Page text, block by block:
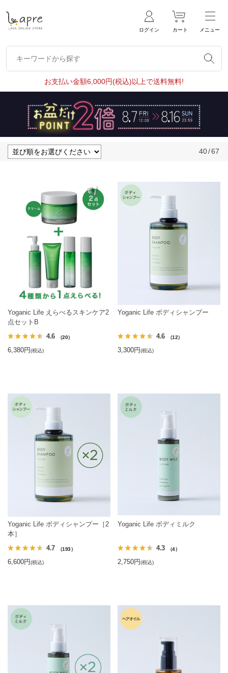
ログイン カート メニュー
キーワードから探す
キーワードから探す
お支払い金額6,000円(税込)以上で送料無料!
40/67
Yoganic Life えらべるスキンケア2
点セットB
4.6 （20）
6,380円(税込)
Yoganic Life ボディシャンプー
4.6 （12）
3,300円(税込)
Yoganic Life ボディシャンプー［2
本］
4.7 （193）
6,600円(税込)
Yoganic Life ボディミルク
4.3 （4）
2,750円(税込)